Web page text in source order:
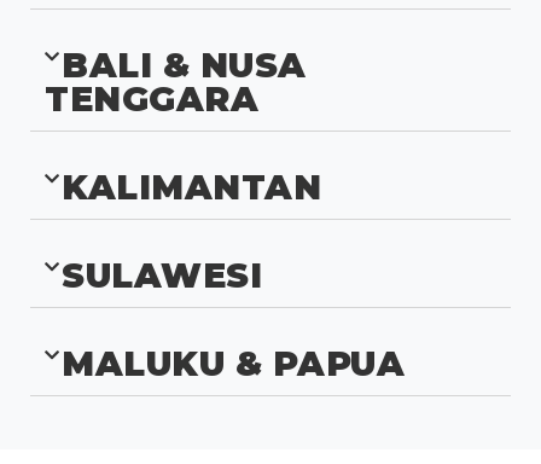
BALI & NUSA
TENGGARA
KALIMANTAN
SULAWESI
MALUKU & PAPUA